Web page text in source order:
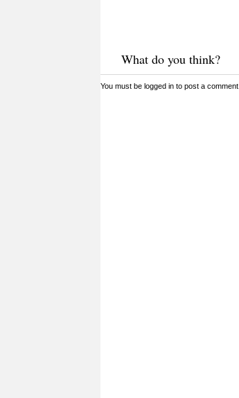
What do you think?
You must be logged into post a comment.